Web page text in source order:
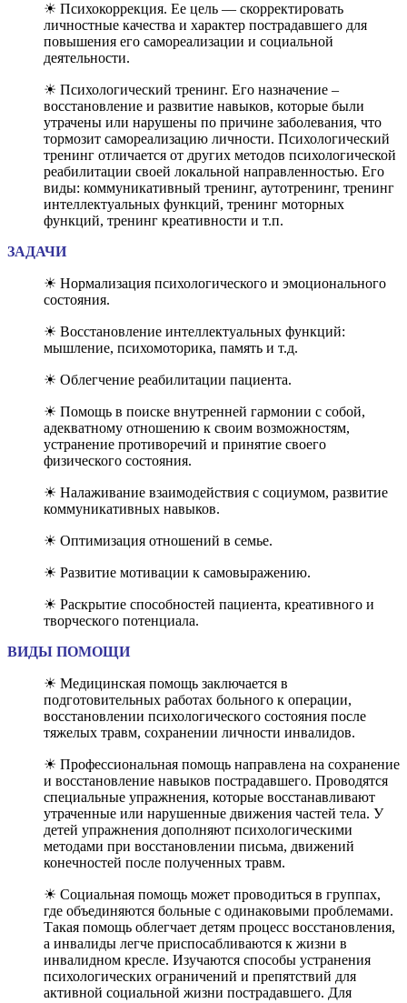
☀ Психокоррекция. Ее цель — скорректировать
личностные качества и характер пострадавшего для
повышения его самореализации и социальной
деятельности.
☀ Психологический тренинг. Его назначение –
восстановление и развитие навыков, которые были
утрачены или нарушены по причине заболевания, что
тормозит самореализацию личности. Психологический
тренинг отличается от других методов психологической
реабилитации своей локальной направленностью. Его
виды: коммуникативный тренинг, аутотренинг, тренинг
интеллектуальных функций, тренинг моторных
функций, тренинг креативности и т.п.
ЗАДАЧИ
☀ Нормализация психологического и эмоционального
состояния.
☀ Восстановление интеллектуальных функций:
мышление, психомоторика, память и т.д.
☀ Облегчение реабилитации пациента.
☀ Помощь в поиске внутренней гармонии с собой,
адекватному отношению к своим возможностям,
устранение противоречий и принятие своего
физического состояния.
☀ Налаживание взаимодействия с социумом, развитие
коммуникативных навыков.
☀ Оптимизация отношений в семье.
☀ Развитие мотивации к самовыражению.
☀ Раскрытие способностей пациента, креативного и
творческого потенциала.
ВИДЫ ПОМОЩИ
☀ Медицинская помощь заключается в
подготовительных работах больного к операции,
восстановлении психологического состояния после
тяжелых травм, сохранении личности инвалидов.
☀ Профессиональная помощь направлена на сохранение
и восстановление навыков пострадавшего. Проводятся
специальные упражнения, которые восстанавливают
утраченные или нарушенные движения частей тела. У
детей упражнения дополняют психологическими
методами при восстановлении письма, движений
конечностей после полученных травм.
☀ Социальная помощь может проводиться в группах,
где объединяются больные с одинаковыми проблемами.
Такая помощь облегчает детям процесс восстановления,
а инвалиды легче приспосабливаются к жизни в
инвалидном кресле. Изучаются способы устранения
психологических ограничений и препятствий для
активной социальной жизни пострадавшего. Для